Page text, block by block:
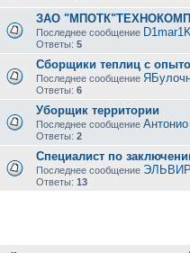
ЗАО
Последнее сообщение D1mar1K
Ответы: 5
Сборщики теплиц с
Последнее сообщение
Ответы: 6
Уборщик территории
Последнее сообщение Антонио
Ответы: 2
Специалист по
Последнее сообщение
Ответы: 13